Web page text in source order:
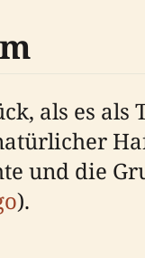
als es als
und die
).